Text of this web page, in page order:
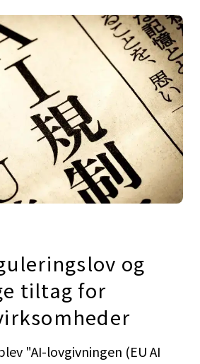
og
tiltag for
"AI-lovgivningen (EU AI